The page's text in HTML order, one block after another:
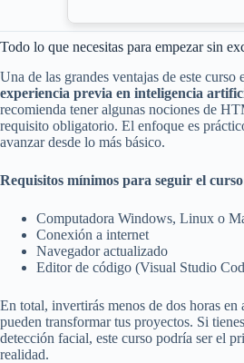
Todo lo que necesitas para empezar sin
Una de las grandes ventajas de este curso
experiencia previa en inteligencia
recomienda tener algunas nociones de
requisito obligatorio. El enfoque es
avanzar desde lo más básico.
Requisitos mínimos para seguir el
Computadora Windows, Linux o
Conexión a internet
Navegador actualizado
Editor de código (Visual Studio
En total, invertirás menos de dos horas
pueden transformar tus proyectos. Si
detección facial, este curso podría ser el
realidad.